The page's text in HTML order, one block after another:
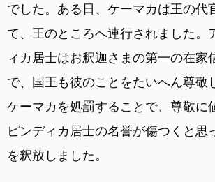
でした。ある日、ケーマカは王の代
て、王のところへ連行されました。
ィカ居士はお釈迦さまの第一の在家
で、国王も彼のことをたいへん尊敬
ケーマカを処罰することで、尊敬に
ピンディカ居士の名誉が傷つくと思
を釈放しました。